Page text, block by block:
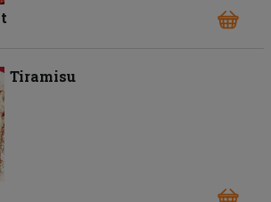
Tiramisu